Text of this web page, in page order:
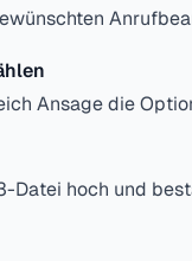
Ansage die
Datei hoch und